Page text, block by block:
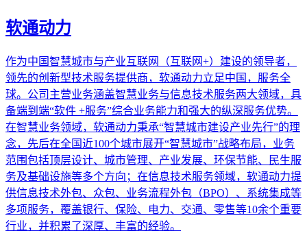
软通动力
作为中国智慧城市与产业互联网（互联网+）建设的领导者，
领先的创新型技术服务提供商，软通动力立足中国，服务全
球。公司主营业务涵盖智慧业务与信息技术服务两大领域，具
备端到端“软件 +服务”综合业务能力和强大的纵深服务优势。
在智慧业务领域，软通动力秉承“智慧城市建设产业先行”的理
念，先后在全国近100个城市展开“智慧城市”战略布局，业务
范围包括顶层设计、城市管理、产业发展、环保节能、民生服
务及基础设施等多个方向；在信息技术服务领域，软通动力提
供信息技术外包、众包、业务流程外包（BPO）、系统集成等
多项服务，覆盖银行、保险、电力、交通、零售等10余个重要
行业，并积累了深厚、丰富的经验。